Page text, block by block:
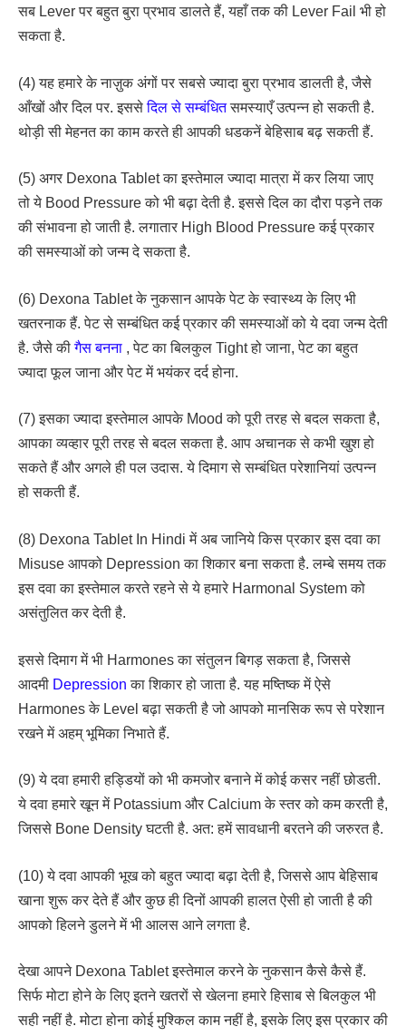
सब Lever पर बहुत बुरा प्रभाव डालते हैं, यहाँ तक की Lever Fail भी हो
सकता है.
(4) यह हमारे के नाज़ुक अंगों पर सबसे ज्यादा बुरा प्रभाव डालती है, जैसे
आँखों और दिल पर. इससेदिल से सम्बंधितसमस्याएँ उत्पन्न हो सकती है.
थोड़ी सी मेहनत का काम करते ही आपकी धडकनें बेहिसाब बढ़ सकती हैं.
(5) अगर Dexona Tablet का इस्तेमाल ज्यादा मात्रा में कर लिया जाए
तो ये Bood Pressure को भी बढ़ा देती है. इससे दिल का दौरा पड़ने तक
की संभावना हो जाती है. लगातार High Blood Pressure कई प्रकार
की समस्याओं को जन्म दे सकता है.
(6) Dexona Tablet के नुकसान आपके पेट के स्वास्थ्य के लिए भी
खतरनाक हैं. पेट से सम्बंधित कई प्रकार की समस्याओं को ये दवा जन्म देती
है. जैसे कीगैस बनना , पेट का बिलकुल Tight हो जाना, पेट का बहुत
ज्यादा फूल जाना और पेट में भयंकर दर्द होना.
(7) इसका ज्यादा इस्तेमाल आपके Mood को पूरी तरह से बदल सकता है,
आपका व्यव्हार पूरी तरह से बदल सकता है. आप अचानक से कभी खुश हो
सकते हैं और अगले ही पल उदास. ये दिमाग से सम्बंधित परेशानियां उत्पन्न
हो सकती हैं.
(8) Dexona Tablet In Hindi में अब जानिये किस प्रकार इस दवा का
Misuse आपको Depression का शिकार बना सकता है. लम्बे समय तक
इस दवा का इस्तेमाल करते रहने से ये हमारे Harmonal System को
असंतुलित कर देती है.
इससे दिमाग में भी Harmones का संतुलन बिगड़ सकता है, जिससे
आदमी Depression का शिकार हो जाता है. यह मष्तिष्क में ऐसे
Harmones के Level बढ़ा सकती है जो आपको मानसिक रूप से परेशान
रखने में अहम् भूमिका निभाते हैं.
(9) ये दवा हमारी हड्डियों को भी कमजोर बनाने में कोई कसर नहीं छोडती.
ये दवा हमारे खून में Potassium और Calcium के स्तर को कम करती है,
जिससे Bone Density घटती है. अत: हमें सावधानी बरतने की जरुरत है.
(10) ये दवा आपकी भूख को बहुत ज्यादा बढ़ा देती है, जिससे आप बेहिसाब
खाना शुरू कर देते हैं और कुछ ही दिनों आपकी हालत ऐसी हो जाती है की
आपको हिलने डुलने में भी आलस आने लगता है.
देखा आपने Dexona Tablet इस्तेमाल करने के नुकसान कैसे कैसे हैं.
सिर्फ मोटा होने के लिए इतने खतरों से खेलना हमारे हिसाब से बिलकुल भी
सही नहीं है. मोटा होना कोई मुश्किल काम नहीं है, इसके लिए इस प्रकार की